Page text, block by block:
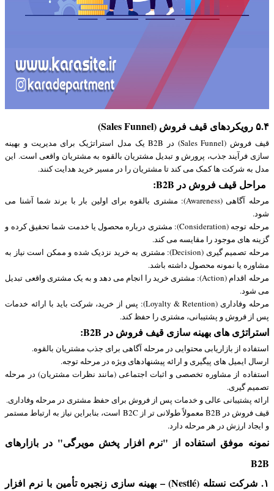
۵.۴ رویکردهای قیف فروش (Sales Funnel)
قیف فروش (Sales Funnel) در B2B یک مدل استراتژیک برای مدیریت و بهینه
سازی فرآیند جذب، پرورش و تبدیل مشتریان بالقوه به مشتریان واقعی است. این
مدل به شرکت ها کمک می کند تا مشتریان را در مسیر خرید هدایت کنند.
مراحل قیف فروش در B2B:
مرحله آگاهی (Awareness): مشتری بالقوه برای اولین بار با برند شما آشنا می
شود.
مرحله توجه (Consideration): مشتری درباره محصول یا خدمت شما تحقیق کرده و
گزینه های موجود را مقایسه می کند.
مرحله تصمیم گیری (Decision): مشتری به خرید نزدیک شده و ممکن است نیاز به
مشاوره یا نمونه محصول داشته باشد.
مرحله اقدام (Action): مشتری خرید را انجام می دهد و به یک مشتری واقعی تبدیل
می شود.
مرحله وفاداری (Loyalty & Retention): پس از خرید، شرکت باید با ارائه خدمات
پس از فروش و پشتیبانی، مشتری را حفظ کند.
استراتژی های بهینه سازی قیف فروش در B2B:
استفاده از بازاریابی محتوایی در مرحله آگاهی برای جذب مشتریان بالقوه.
ارسال ایمیل های پیگیری و ارائه پیشنهادهای ویژه در مرحله توجه.
استفاده از مشاوره تخصصی و اثبات اجتماعی (مانند نظرات مشتریان) در مرحله
تصمیم گیری.
ارائه پشتیبانی عالی و خدمات پس از فروش برای حفظ مشتری در مرحله وفاداری.
قیف فروش در B2B معمولاً طولانی تر از B2C است، بنابراین نیاز به ارتباط مستمر
و ایجاد ارزش در هر مرحله دارد.
نمونه موفق استفاده از "نرم افزار پخش مویرگی" در بازارهای
B2B
۱. شرکت نستله (Nestlé) – بهینه سازی زنجیره تأمین با نرم افزار